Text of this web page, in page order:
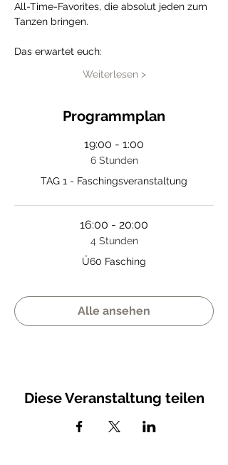
All-Time-Favorites, die absolut jeden zum
Tanzen bringen.
Das erwartet euch:
Weiterlesen >
Programmplan
19:00 - 1:00
6 Stunden
TAG 1 - Faschingsveranstaltung
16:00 - 20:00
4 Stunden
Ü60 Fasching
Alle ansehen
Diese Veranstaltung teilen